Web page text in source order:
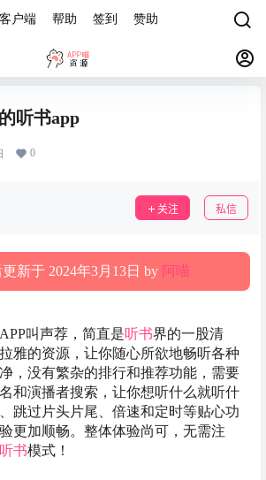
客户端 帮助 签到 赞助
听书app
0
关注 私信
新于 2024年3月13日 by 阿喵
APP叫声荐，简直是听书界的一股清
雅的资源，让你随心所欲地畅听各种
，没有繁杂的排行和推荐功能，需要
和演播者搜索，让你想听什么就听什
跳过片头片尾、倍速和定时等贴心功
更加顺畅。整体体验尚可，无需注
听书模式！